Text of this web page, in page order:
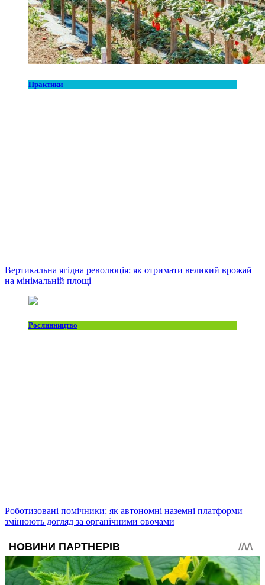
Практики
Вертикальна ягідна революція: як отримати великий врожай
на мінімальній площі
Рослинництво
Роботизовані помічники: як автономні наземні платформи
змінюють догляд за органічними овочами